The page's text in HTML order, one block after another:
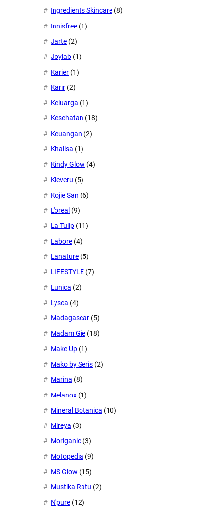
Ingredients Skincare (8)
Innisfree (1)
Jarte (2)
Joylab (1)
Karier (1)
Karir (2)
Keluarga (1)
Kesehatan (18)
Keuangan (2)
Khalisa (1)
Kindy Glow (4)
Kleveru (5)
Kojie San (6)
L'oreal (9)
La Tulip (11)
Labore (4)
Lanature (5)
LIFESTYLE (7)
Lunica (2)
Lysca (4)
Madagascar (5)
Madam Gie (18)
Make Up (1)
Mako by Seris (2)
Marina (8)
Melanox (1)
Mineral Botanica (10)
Mireya (3)
Moriganic (3)
Motopedia (9)
MS Glow (15)
Mustika Ratu (2)
N'pure (12)